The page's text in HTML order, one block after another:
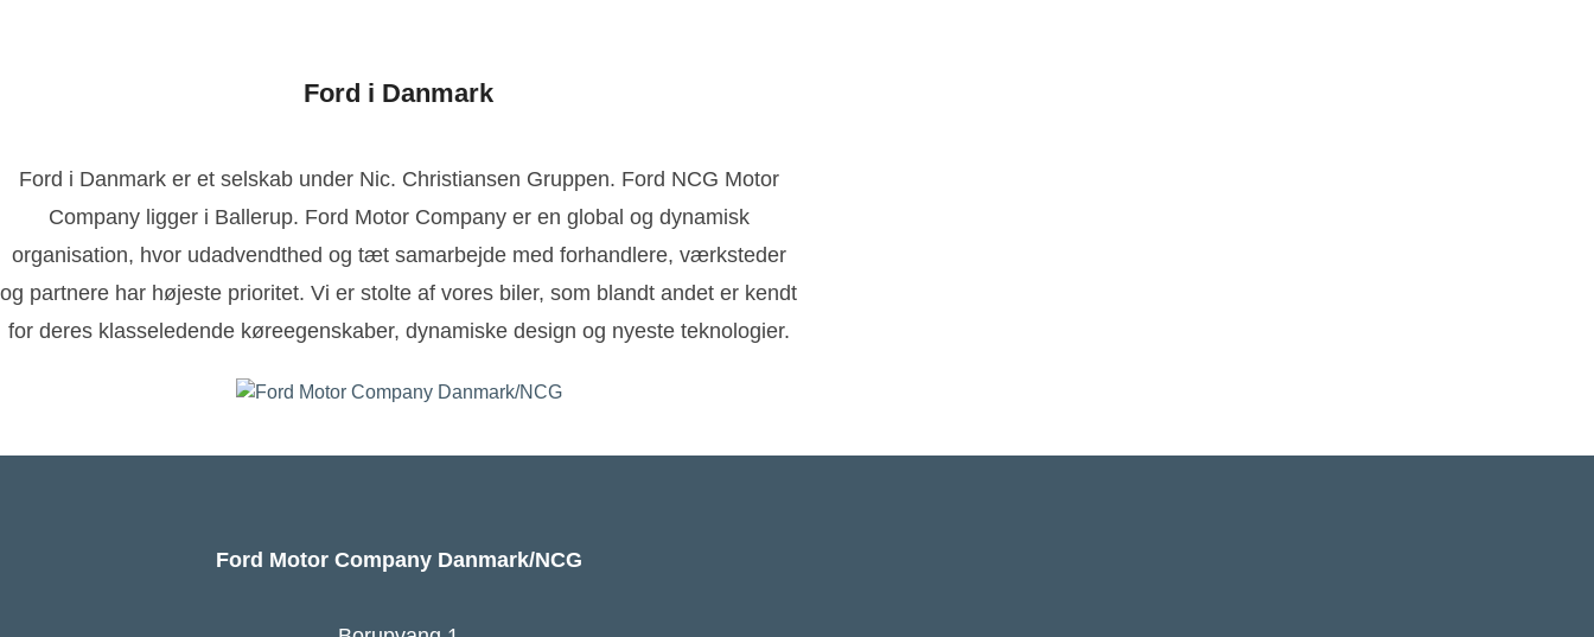
Ford i Danmark
Ford i Danmark er et selskab under Nic. Christiansen Gruppen. Ford NCG Motor
Company ligger i Ballerup. Ford Motor Company er en global og dynamisk
organisation, hvor udadvendthed og tæt samarbejde med forhandlere, værksteder
og partnere har højeste prioritet. Vi er stolte af vores biler, som blandt andet er kendt
for deres klasseledende køreegenskaber, dynamiske design og nyeste teknologier.
Ford Motor Company Danmark/NCG